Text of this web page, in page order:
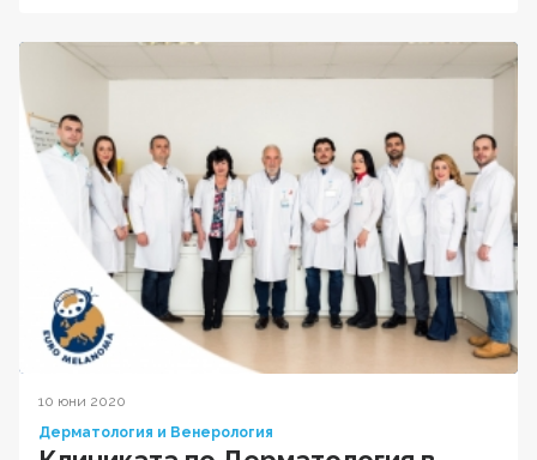
10 юни 2020
Дерматология и Венерология